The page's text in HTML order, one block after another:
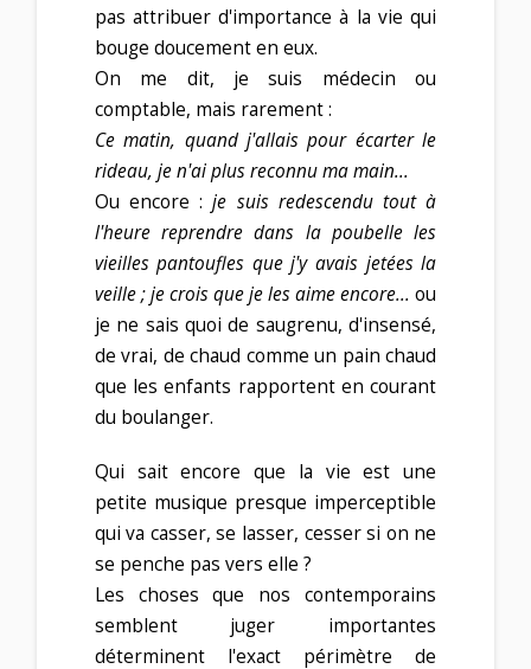
pas attribuer d'importance à la vie qui
bouge doucement en eux.
On me dit, je suis médecin ou
comptable, mais rarement :
Ce matin, quand j'allais pour écarter le
rideau, je n'ai plus reconnu ma main...
Ou encore : je suis redescendu tout à
l'heure reprendre dans la poubelle les
vieilles pantoufles que j'y avais jetées la
veille ; je crois que je les aime encore... ou
je ne sais quoi de saugrenu, d'insensé,
de vrai, de chaud comme un pain chaud
que les enfants rapportent en courant
du boulanger.
Qui sait encore que la vie est une
petite musique presque imperceptible
qui va casser, se lasser, cesser si on ne
se penche pas vers elle ?
Les choses que nos contemporains
semblent juger importantes
déterminent l'exact périmètre de